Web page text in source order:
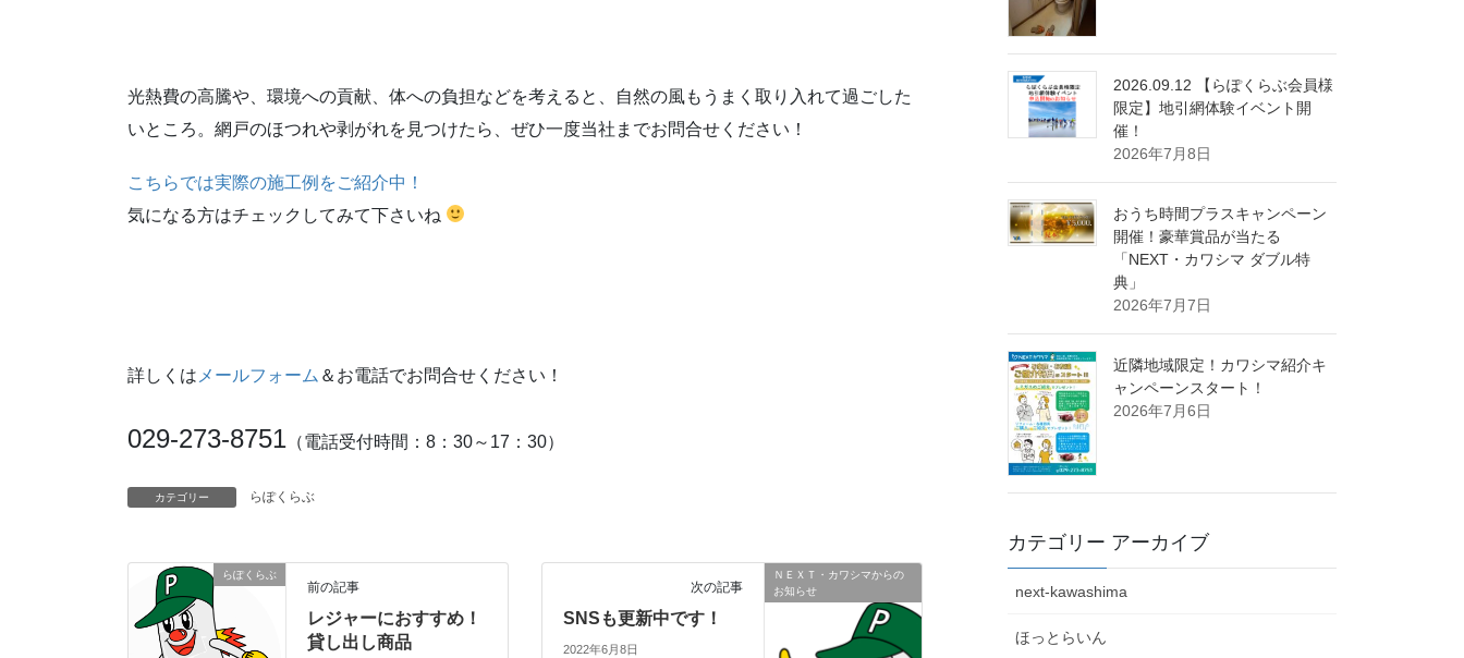
光熱費の高騰や、環境への貢献、体への負担などを考えると、自然の風もうまく取り入れて過ごした
いところ。網戸のほつれや剥がれを見つけたら、ぜひ一度当社までお問合せください！
こちらでは実際の施工例をご紹介中！
気になる方はチェックしてみて下さいね
詳しくは メールフォーム ＆お電話でお問合せください！
029-273-8751 （電話受付時間：8：30～17：30）
カテゴリー らぽくらぶ
らぽくらぶ
前の記事
レジャーにおすすめ！
貸し出し商品
ＮＥＸＴ・カワシマからの
お知らせ
次の記事
SNSも更新中です！
2022年6月8日
2026.09.12 【らぽくらぶ会員様
限定】地引網体験イベント開
催！
2026年7月8日
おうち時間プラスキャンペーン
開催！豪華賞品が当たる
「NEXT・カワシマ ダブル特
典」
2026年7月7日
近隣地域限定！カワシマ紹介キ
ャンペーンスタート！
2026年7月6日
カテゴリー アーカイブ
next-kawashima
ほっとらいん